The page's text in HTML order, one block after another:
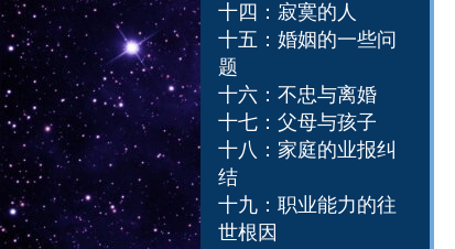
十四：寂寞的人
十五：婚姻的一些问
题
十六：不忠与离婚
十七：父母与孩子
十八：家庭的业报纠
结
十九：职业能力的往
世根因